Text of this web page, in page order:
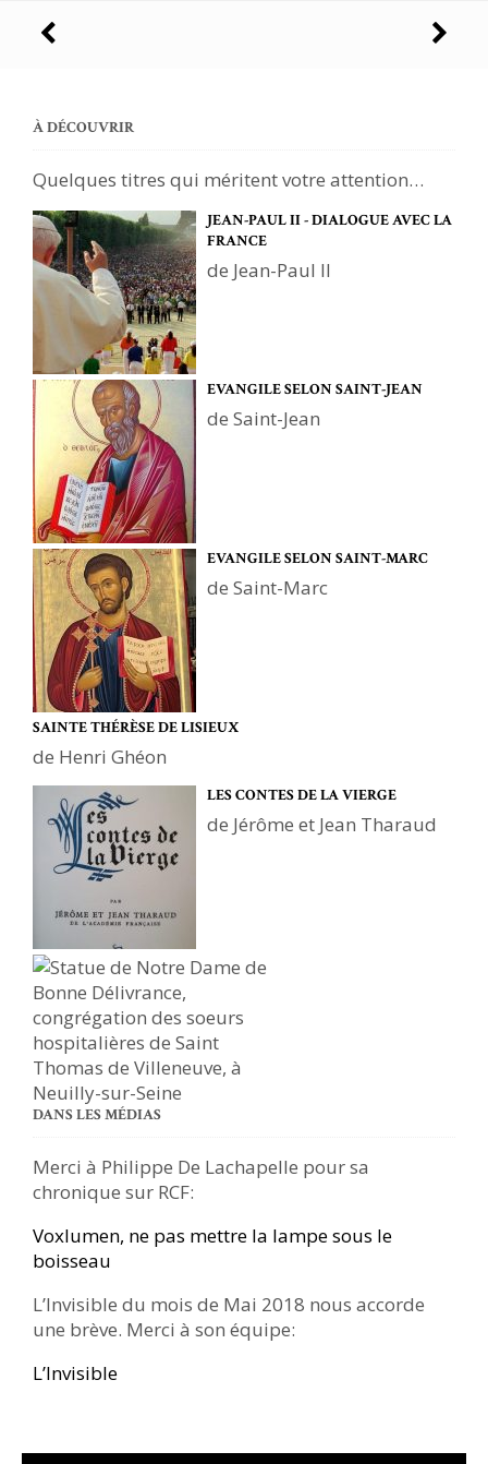
Navigation
articles
À DÉCOUVRIR
Quelques titres qui méritent votre attention…
JEAN-PAUL II - DIALOGUE AVEC LA
FRANCE
de Jean-Paul II
EVANGILE SELON SAINT-JEAN
de Saint-Jean
EVANGILE SELON SAINT-MARC
de Saint-Marc
SAINTE THÉRÈSE DE LISIEUX
de Henri Ghéon
LES CONTES DE LA VIERGE
de Jérôme et Jean Tharaud
DANS LES MÉDIAS
Merci à Philippe De Lachapelle pour sa
chronique sur RCF:
Voxlumen, ne pas mettre la lampe sous le
boisseau
L’Invisible du mois de Mai 2018 nous accorde
une brève. Merci à son équipe:
L’Invisible